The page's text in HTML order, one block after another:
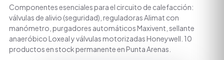
Componentes esenciales para el circuito de calefacción:
válvulas de alivio (seguridad), reguladoras Alimat con
manómetro, purgadores automáticos Maxivent, sellante
anaeróbico Loxeal y válvulas motorizadas Honeywell. 10
productos en stock permanente en Punta Arenas.